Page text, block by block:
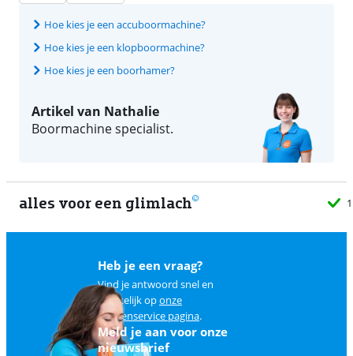
Hoe kies je een accuboormachine?
Hoe kies je een klopboormachine?
Hoe kies je een boorhamer?
Artikel van Nathalie
Boormachine specialist.
alles voor een glimlach
Heb je een vraag?
Vind je antwoord snel en
makkelijk oponze
klantenservice pagina.
Meld je aan voor onze
nieuwsbrief